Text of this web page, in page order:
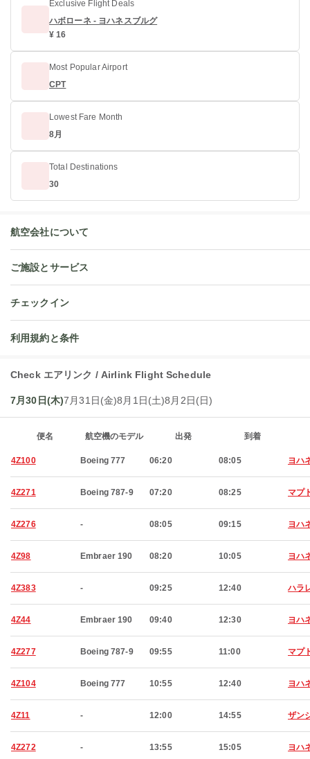
Exclusive Flight Deals
ハボローネ - ヨハネスブルグ
¥ 16
Most Popular Airport
CPT
Lowest Fare Month
8月
Total Destinations
30
航空会社について
ご施設とサービス
チェックイン
利用規約と条件
Check エアリンク / Airlink Flight Schedule
7月30日(木)7月31日(金)8月1日(土)8月2日(日)
便名 航空機のモデル 出発 到着
4Z100 Boeing 777 06:20 08:05 ヨハ
4Z271 Boeing 787-9 07:20 08:25 マプ
4Z276 - 08:05 09:15 ヨハ
4Z98 Embraer 190 08:20 10:05 ヨハ
4Z383 - 09:25 12:40 ハラ
4Z44 Embraer 190 09:40 12:30 ヨハ
4Z277 Boeing 787-9 09:55 11:00 マプ
4Z104 Boeing 777 10:55 12:40 ヨハ
4Z11 - 12:00 14:55 ザン
4Z272 - 13:55 15:05 ヨハ